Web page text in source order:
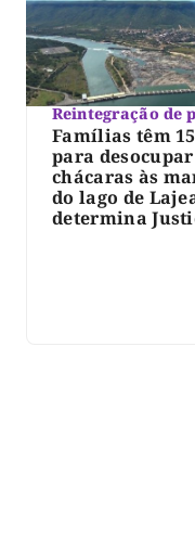
Reintegração de
Famílias têm
para desocupar
chácaras às
do lago de
determina